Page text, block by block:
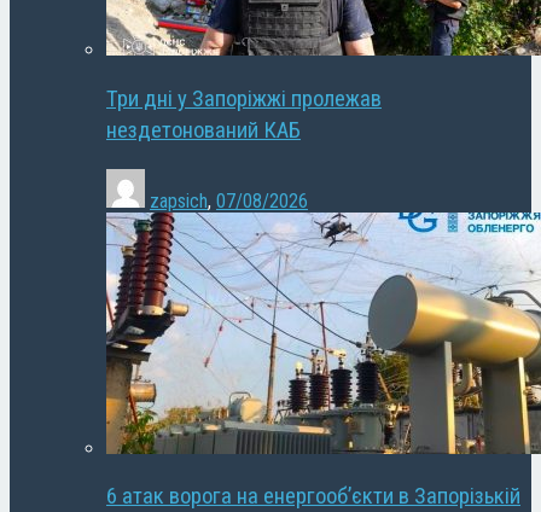
Три дні у Запоріжжі пролежав
нездетонований КАБ
zapsich, 07/08/2026
6 атак ворога на енергооб’єкти в Запорізькій